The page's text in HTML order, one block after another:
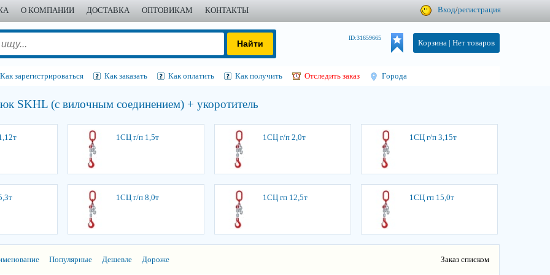
О КОМПАНИИ ДОСТАВКА ОПТОВИКАМ КОНТАКТЫ Вход/регистрация
Корзина | Нет товаров
ID:31659665
Как зарегистрироваться Как заказать Как оплатить Как получить Отследить заказ Города
SKHL (с вилочным соединением) + укоротитель
1СЦ г/п 1,5т 1СЦ г/п 2,0т 1СЦ г/п 3,15т
1СЦ г/п 8,0т 1СЦ гп 12,5т 1СЦ гп 15,0т
Популярные Дешевле Дороже Заказ списком